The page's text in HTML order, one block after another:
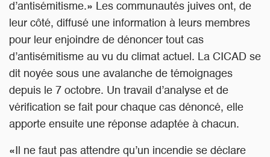
d’antisémitisme.» Les communautés juives ont, de
leur côté, diffusé une information à leurs membres
pour leur enjoindre de dénoncer tout cas
d’antisémitisme au vu du climat actuel. La CICAD se
dit noyée sous une avalanche de témoignages
depuis le 7 octobre. Un travail d’analyse et de
vérification se fait pour chaque cas dénoncé, elle
apporte ensuite une réponse adaptée à chacun.
«Il ne faut pas attendre qu’un incendie se déclare